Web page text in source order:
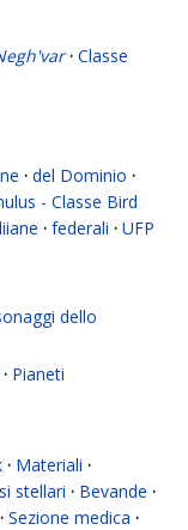
· Classe
· del Dominio ·
- Classe Bird
· federali · UFP
dello
· Pianeti
· Materiali ·
stellari · Bevande ·
· Sezione medica ·